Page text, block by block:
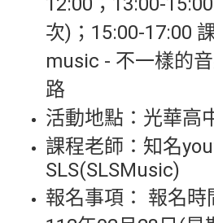
次)；15:00-17:00
music - 不一樣的
路
活動地點：光華高
課程老師：知名
SLS(SLSMusic)
報名事項： 報名時